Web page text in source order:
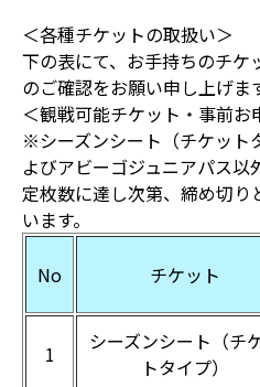
＜各種チケットの取扱い＞
下の表にて、お手持ちのチ
のご確認をお願い申し上げま
＜観戦可能チケット・事前お
※シーズンシート（チケット
よびアビーゴジュニアパス
定枚数に達し次第、締め切
います。
No チケット
1
シーズンシート（チ
トタイプ）